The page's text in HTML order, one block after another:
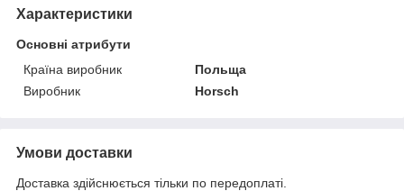
Характеристики
Основні атрибути
Країна виробник
Польща
Виробник
Horsch
Умови доставки
Доставка здійснюється тільки по передоплаті.